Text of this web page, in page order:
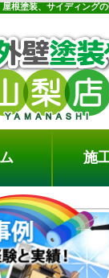
根塗装、サイディング
施